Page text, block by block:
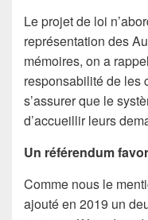
Le projet de loi
représentation des
mémoires, on a
responsabilité de les
s’assurer que le
d’accueillir leurs
Un référendum
Comme nous le
ajouté en 2019 un